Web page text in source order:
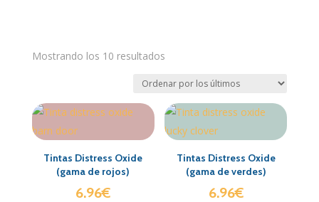
Mostrando los 10 resultados
Tintas Distress Oxide
(gama de rojos)
6.96€
Tintas Distress Oxide
(gama de verdes)
6.96€